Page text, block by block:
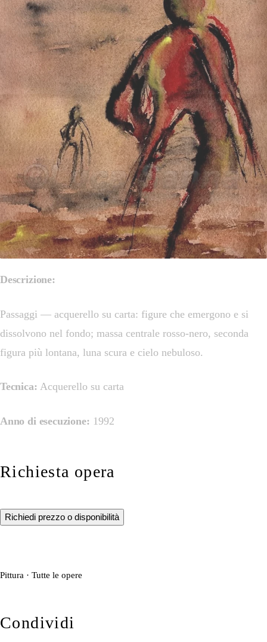
Descrizione:
Passaggi — acquerello su carta: figure che emergono e si
dissolvono nel fondo; massa centrale rosso-nero, seconda
figura più lontana, luna scura e cielo nebuloso.
Tecnica: Acquerello su carta
Anno di esecuzione: 1992
Richiesta opera
Richiedi prezzo o disponibilità
Pittura · Tutte le opere
Condividi